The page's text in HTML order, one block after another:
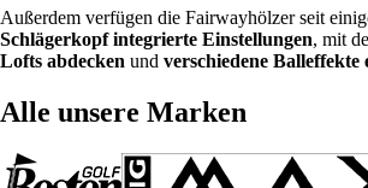
Außerdem verfügen die Fairwayhölzer seit
Schlägerkopf integrierte Einstellungen, mit
Lofts abdecken und verschiedene Balleffekte
Alle unsere Marken